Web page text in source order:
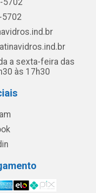
5702
a sexta-feira das
às 17h30